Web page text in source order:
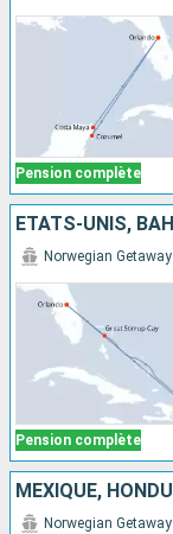
Pension complète
Pension complète
Norwegian Getaway
Norwegian Getaway